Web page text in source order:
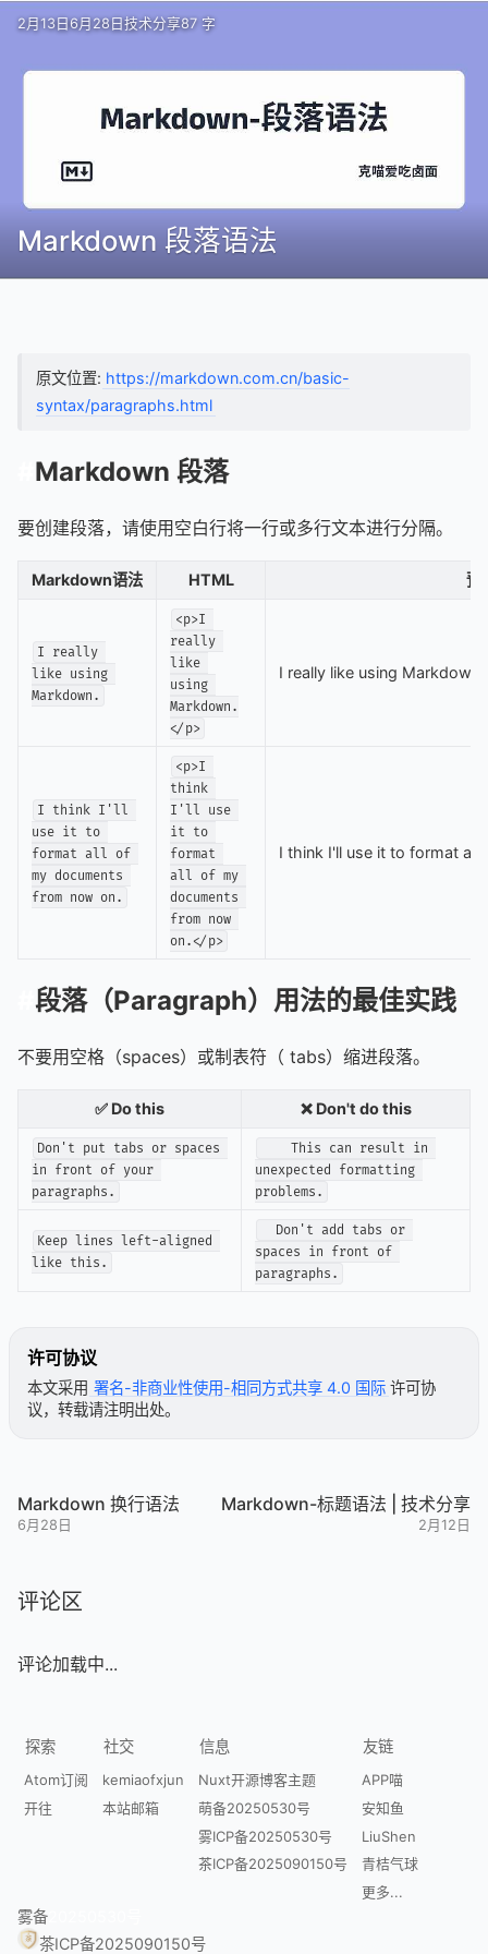
2月13日6月28日技术分享87 字
Markdown 段落语法
原文位置: https://markdown.com.cn/basic-
syntax/paragraphs.html
Markdown 段落
要创建段落，请使用空白行将一行或多行文本进行分隔。
Markdown语法 HTML 预
I really
like using
Markdown.
<p>I
really
like
using
Markdown.
</p>
I really like using Markdown.
I think I'll
use it to
format all of
my documents
from now on.
<p>I
think
I'll use
it to
format
all of my
documents
from now
on.</p>
I think I'll use it to format
段落（Paragraph）用法的最佳实践
不要用空格（spaces）或制表符（ tabs）缩进段落。
✅ Do this ❌ Don't do this
Don't put tabs or spaces
in front of your
paragraphs.
    This can result in
unexpected formatting
problems.
Keep lines left-aligned
like this.
spaces in front of
paragraphs.
许可协议
本文采用 署名-非商业性使用-相同方式共享 4.0 国际 许可协
议，转载请注明出处。
Markdown 换行语法
6月28日
Markdown-标题语法 | 技术分享
2月12日
评论区
评论加载中...
探索
Atom订阅
开往
社交
kemiaofxjun
本站邮箱
信息
Nuxt开源博客主题
萌备20250530号
雾ICP备20250530号
茶ICP备2025090150号
友链
APP喵
安知鱼
LiuShen
青桔气球
更多...
雾备
茶ICP备2025090150号